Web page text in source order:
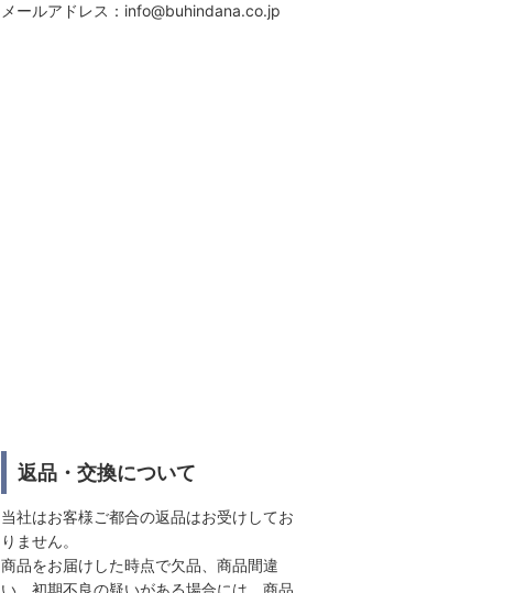
メールアドレス： info@buhindana.co.jp
返品・交換について
当社はお客様ご都合の返品はお受けしてお
りません。
商品をお届けした時点で欠品、商品間違
い、初期不良の疑いがある場合には、商品